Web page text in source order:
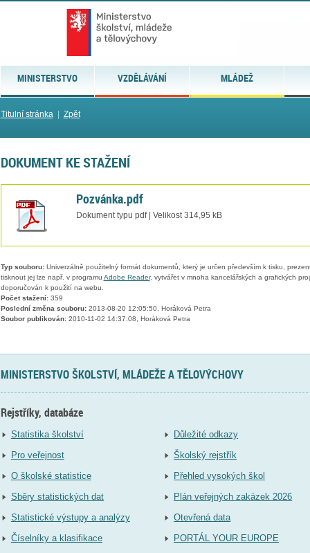
MINISTERSTVO VZDĚLÁVÁNÍ MLÁDEŽ
Titulní stránka| Zpět
DOKUMENT KE STAŽENÍ
Pozvánka.pdf
Dokument typu pdf | Velikost 314,95 kB
Typ souboru:Univerzálně použitelný formát dokumentů, který je určen především k tisku,
tisknout jej lze např. v programu Adobe Reader, vytvářet v mnoha kancelářských a grafických
doporučován k použití na webu.
Počet stažení:359
Poslední změna souboru:2013-08-20 12:05:50, Horáková Petra
Soubor publikován:2010-11-02 14:37:08, Horáková Petra
MINISTERSTVO ŠKOLSTVÍ, MLÁDEŽE A TĚLOVÝCHOVY
Rejstříky, databáze
Statistika školství
Pro veřejnost
O školské statistice
Sběry statistických dat
Statistické výstupy a analýzy
Číselníky a klasifikace
Důležité odkazy
Školský rejstřík
Přehled vysokých škol
Plán veřejných zakázek 2026
Otevřená data
PORTÁL YOUR EUROPE